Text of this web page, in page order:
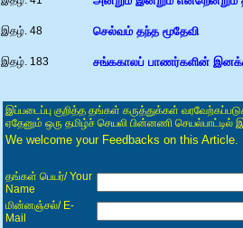
இதழ். 48 செல்வம் தந்த மூதேவி
இதழ். 183 சங்ககாலப் பாணர்களின்
இப்படைப்பு குறித்த தங்கள் கருத்துக்கள்
ஏதேனும் ஒரு தமிழ்ச் செயலி பின்னணி செயல்பாட்டில்
We welcome your Feedbacks on this
தங்கள் பெயர்/ Your
Name
மின்னஞ்சல்/ E-
Mail